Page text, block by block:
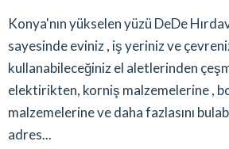
Konya'nın yükselen yüzü DeDe
sayesinde eviniz , iş yeriniz ve
kullanabileceğiniz el aletlerinden
elektirikten, korniş malzemelerine ,
malzemelerine ve daha fazlasını
adres...